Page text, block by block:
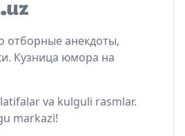
отборные анекдоты,
Кузница юмора на
va kulguli rasmlar.
markazi!